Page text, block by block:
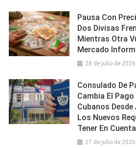
Pausa Con
Dos Divisas
Mientras Otra
Mercado
28 de julio de 2026
Consulado De
Cambia El
Cubanos
Los Nuevos
Tener En Cuenta
27 de julio de 2026